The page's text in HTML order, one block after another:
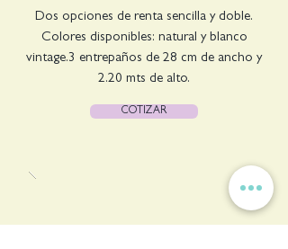
Dos opciones de renta sencilla y doble.
Colores disponibles: natural y blanco
vintage.3 entrepaños de 28 cm de ancho y
2.20 mts de alto.
COTIZAR